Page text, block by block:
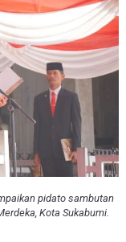
pidato sambutan
Kota Sukabumi.